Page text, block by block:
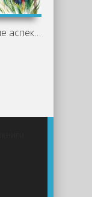
Основные аспекты романа «Казачий крест»